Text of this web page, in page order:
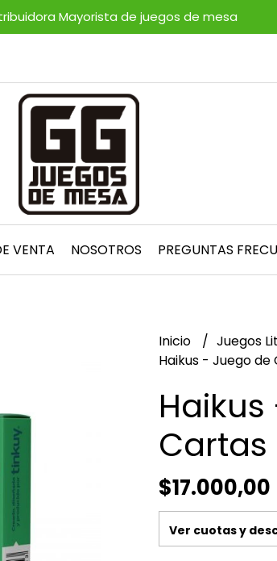
Mayorista de juegos de mesa
VENTA NOSOTROS PREGUNTAS
Inicio
Juegos
Haikus - Juego
Cartas
$17.000,00
Ver cuotas y